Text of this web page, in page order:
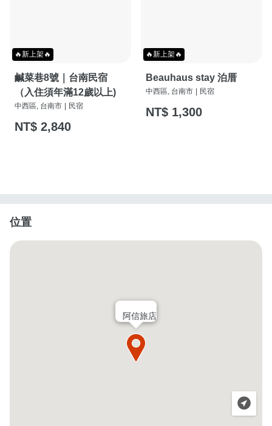
🔥新上架🔥
鹹菜巷8號｜台南民宿
（入住須年滿12歲以上)
中西區, 台南市 | 民宿
NT$ 2,840
🔥新上架🔥
Beauhaus stay 泊厝
中西區, 台南市 | 民宿
NT$ 1,300
位置
阿信旅店